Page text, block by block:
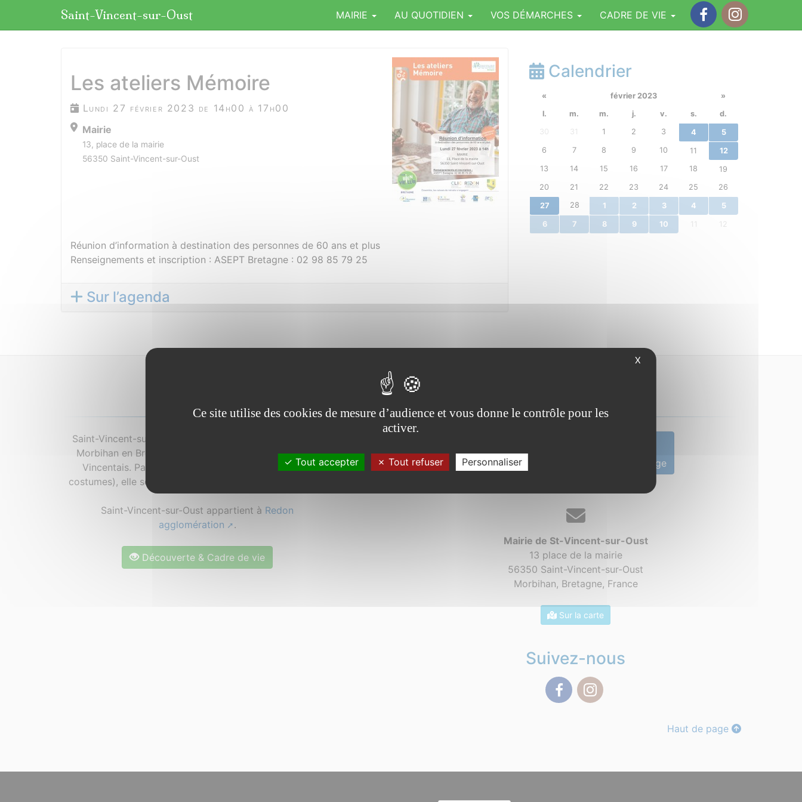
Saint-Vincent-sur-Oust MAIRIE AU QUOTIDIEN VOS DÉMARCHES
CADRE DE VIE
Les ateliers Mémoire
Lundi 27 février 2023 de 14h00 à 17h00
Mairie
13, place de la mairie
56350 Saint-Vincent-sur-Oust
Réunion d’information à destination des personnes de 60 ans et plus
Renseignements et inscription : ASEPT Bretagne : 02 98 85 79 25
Sur l’agenda
Calendrier
« février 2023
»
l.
m. m. j. v. s.
d.
30
31 1 2 3 4
5
6
7 8 9 10 11
12
13
14 15 16 17 18
19
20
21 22 23 24 25 26
27 28 1 2 3 4 5
6 7 8 9 10 12
Saint-Vincent-sur-Oust est une commune située dans le
Morbihan en Bretagne. Ses habitants sont appelés les
Vincentais. Par son histoire, ses coutumes (danses,
costumes), elle se trouve aux confins du vannetais-gallo.
Saint-Vincent-sur-Oust appartient à Redon
agglomération
.
Découverte & Cadre de vie
02 99 91 24 34 Envoyer un message
Mairie de St-Vincent-sur-Oust
13 place de la mairie
56350 Saint-Vincent-sur-Oust
Morbihan, Bretagne, France
Sur la carte
Suivez-nous
Haut de page
Panneau de gestion des cookies
X
Ce site utilise des cookies de mesure d’audience et vous donne le contrôle pour les
activer.
Tout accepter Tout refuser Personnaliser